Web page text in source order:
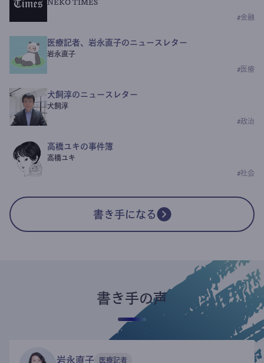
NEKO TIMES
#金融
医療記者、岩永直子のニュースレター
岩永直子
# 医療
犬飼淳のニュースレター
犬飼淳
#政治
高橋ユキの事件簿
高橋ユキ
#社会
書き手になる
書き手の声
岩永直子 医療記者